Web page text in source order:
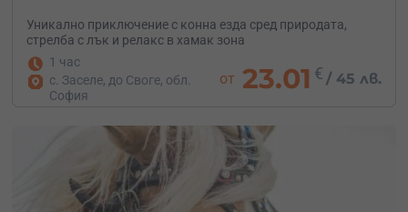
Уникално приключение с конна езда сред природата,
стрелба с лък и релакс в хамак зона
1 час
с. Заселе, до Своге, обл.
София
от 23.01 € /45 лв.